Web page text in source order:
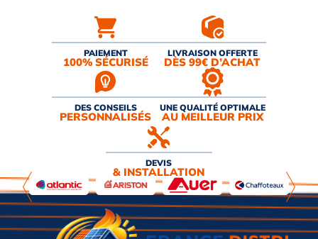
PAIEMENT
100% SÉCURISÉ
LIVRAISON OFFERTE
DÈS 99€ D’ACHAT
DES CONSEILS
PERSONNALISÉS
UNE QUALITÉ OPTIMALE
AU MEILLEUR PRIX
DEVIS
& INSTALLATION